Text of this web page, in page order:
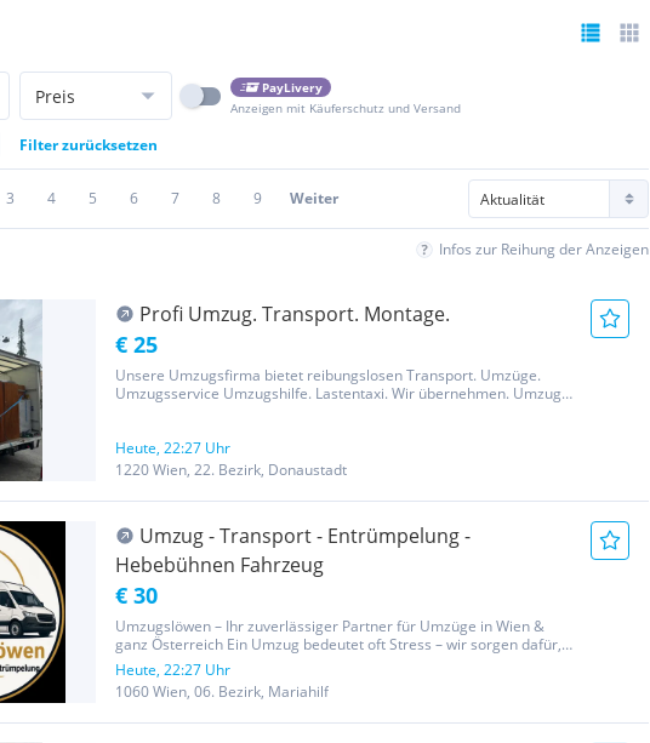
Preis
PayLivery
Anzeigen mit Käuferschutz und Versand
Filter zurücksetzen
3 4 5 6 7 8 9 Weiter
Infos zur Reihung der Anzeigen
Profi Umzug. Transport. Montage.
€ 25
Unsere Umzugsfirma bietet reibungslosen Transport. Umzüge.
Umzugsservice Umzugshilfe. Lastentaxi. Wir übernehmen. Umzug.
Einrichtung durch...
Heute, 22:27 Uhr
1220 Wien, 22. Bezirk, Donaustadt
Umzug - Transport - Entrümpelung -
Hebebühnen Fahrzeug
€ 30
Umzugslöwen – Ihr zuverlässiger Partner für Umzüge in Wien &
ganz Österreich Ein Umzug bedeutet oft Stress – wir sorgen dafür,
dass alles reibungslos läuft. Mit Umzugslöwen haben Sie ein
erfahrenes, motiviertes und zuverlässiges Team an Ihrer Seite.
Wir...
Heute, 22:27 Uhr
1060 Wien, 06. Bezirk, Mariahilf